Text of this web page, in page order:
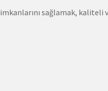
sağlamak, kaliteli